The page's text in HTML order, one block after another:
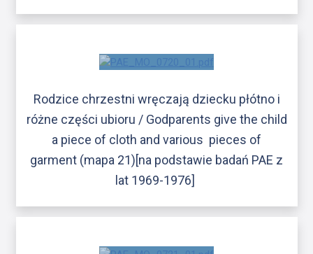
Rodzice chrzestni wręczają dziecku płótno i
różne części ubioru / Godparents give the child
a piece of cloth and various pieces of
garment (mapa 21)[na podstawie badań PAE z
lat 1969-1976]